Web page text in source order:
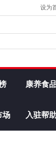
设为
康养食
场 入驻帮